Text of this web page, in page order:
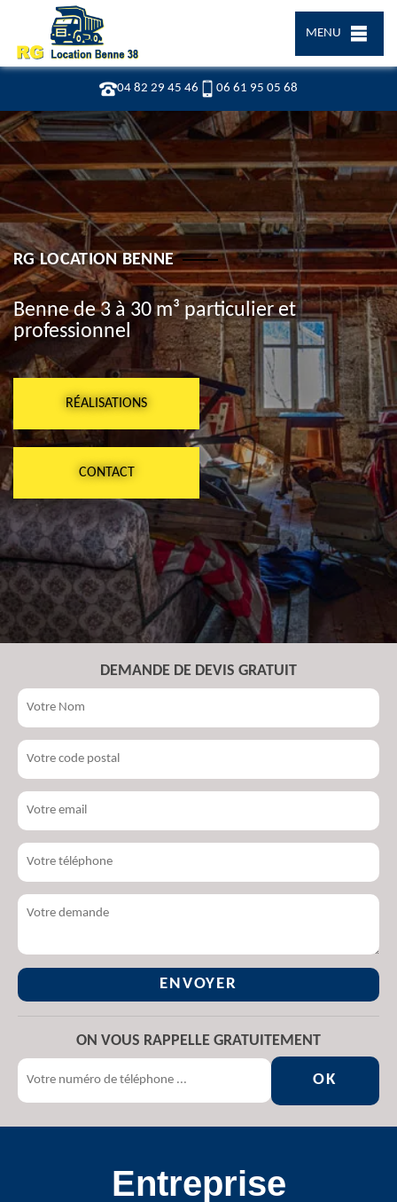
04 82 29 45 46 06 61 95 05 68
MENU
RG LOCATION BENNE
Benne de 3 à 30 m³ particulier et
professionnel
RÉALISATIONS
CONTACT
DEMANDE DE DEVIS GRATUIT
ON VOUS RAPPELLE GRATUITEMENT
Entreprise